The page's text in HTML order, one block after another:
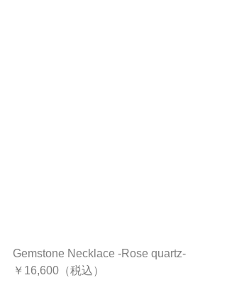
Gemstone Necklace -Rose quartz-
￥16,600（税込）